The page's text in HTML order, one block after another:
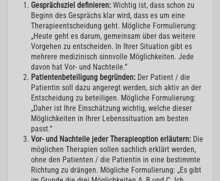
Gesprächsziel definieren: Wichtig ist, dass schon zu
Beginn des Gesprächs klar wird, dass es um eine
Therapieentscheidung geht. Mögliche Formulierung:
„Heute geht es darum, gemeinsam über das weitere
Vorgehen zu entscheiden. In Ihrer Situation gibt es
mehrere medizinisch sinnvolle Möglichkeiten. Jede
davon hat Vor- und Nachteile.“
Patientenbeteiligung begründen: Der Patient / die
Patientin soll dazu angeregt werden, sich aktiv an der
Entscheidung zu beteiligen. Mögliche Formulierung:
„Daher ist Ihre Einschätzung wichtig, welche dieser
Möglichkeiten in Ihrer Lebenssituation am besten
passt.“
Vor- und Nachteile jeder Therapieoption erläutern: Die
möglichen Therapien sollen sachlich erklärt werden,
ohne den Patienten / die Patientin in eine bestimmte
Richtung zu drängen. Mögliche Formulierung: „Es gibt